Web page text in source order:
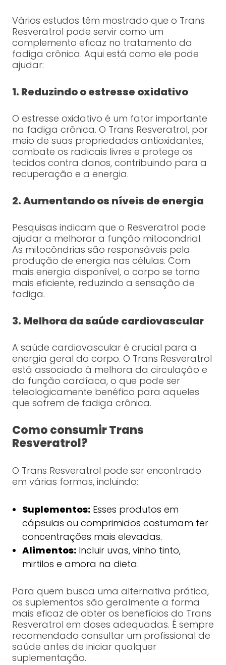
Vários estudos têm mostrado que o Trans
Resveratrol pode servir como um
complemento eficaz no tratamento da
fadiga crônica. Aqui está como ele pode
ajudar:
1. Reduzindo o estresse oxidativo
O estresse oxidativo é um fator importante
na fadiga crônica. O Trans Resveratrol, por
meio de suas propriedades antioxidantes,
combate os radicais livres e protege os
tecidos contra danos, contribuindo para a
recuperação e a energia.
2. Aumentando os níveis de energia
Pesquisas indicam que o Resveratrol pode
ajudar a melhorar a função mitocondrial.
As mitocôndrias são responsáveis pela
produção de energia nas células. Com
mais energia disponível, o corpo se torna
mais eficiente, reduzindo a sensação de
fadiga.
3. Melhora da saúde cardiovascular
A saúde cardiovascular é crucial para a
energia geral do corpo. O Trans Resveratrol
está associado à melhora da circulação e
da função cardíaca, o que pode ser
teleologicamente benéfico para aqueles
que sofrem de fadiga crônica.
Como consumir Trans
Resveratrol?
O Trans Resveratrol pode ser encontrado
em várias formas, incluindo:
Suplementos:Esses produtos em
cápsulas ou comprimidos costumam ter
concentrações mais elevadas.
Alimentos:Incluir uvas, vinho tinto,
mirtilos e amora na dieta.
Para quem busca uma alternativa prática,
os suplementos são geralmente a forma
mais eficaz de obter os benefícios do Trans
Resveratrol em doses adequadas. É sempre
recomendado consultar um profissional de
saúde antes de iniciar qualquer
suplementação.